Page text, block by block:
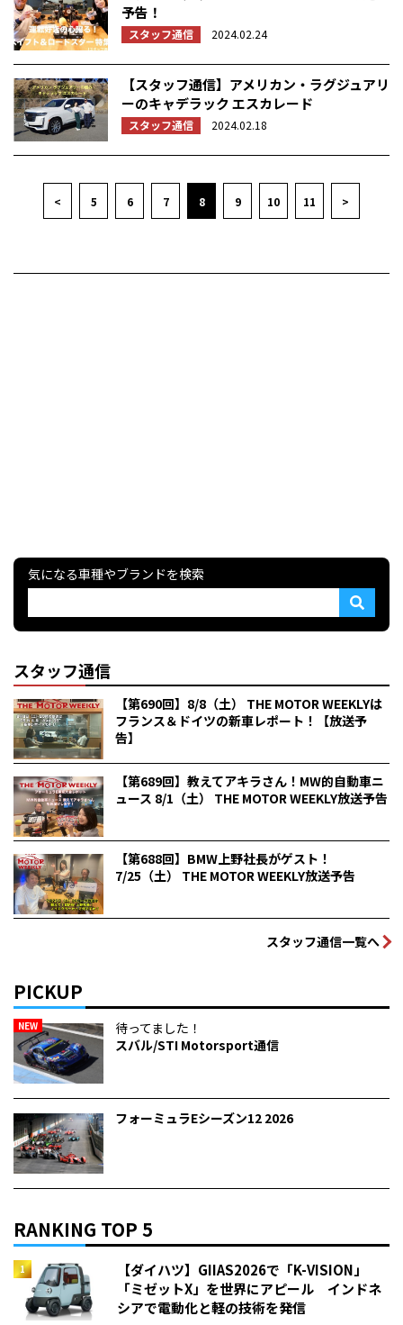
予告！
スタッフ通信 2024.02.24
【スタッフ通信】アメリカン・ラグジュアリ
ーのキャデラック エスカレード
スタッフ通信 2024.02.18
< 5 6 7 8 9 10 11 >
気になる車種やブランドを検索
スタッフ通信
【第690回】8/8（土） THE MOTOR WEEKLYは
フランス＆ドイツの新車レポート！【放送予
告】
【第689回】教えてアキラさん！MW的自動車ニ
ュース 8/1（土） THE MOTOR WEEKLY放送予告
【第688回】BMW上野社長がゲスト！
7/25（土） THE MOTOR WEEKLY放送予告
スタッフ通信一覧へ
PICKUP
NEW
待ってました！
スバル/STI Motorsport通信
フォーミュラEシーズン12 2026
RANKING TOP 5
【ダイハツ】GIIAS2026で「K-VISION」
「ミゼットX」を世界にアピール インドネ
シアで電動化と軽の技術を発信